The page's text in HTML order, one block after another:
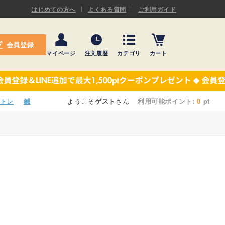
はじめての方へ よくある質問 ご利用ガイド
会員登録
マイページ 注文履歴 カテゴリ
ASキネシオロジーテープ
カート
レ 鍼 ようこそゲスト さん 利用可能ポイント:0 pt
機材・機材消耗品
テーピング
施術ベッド・マクラ